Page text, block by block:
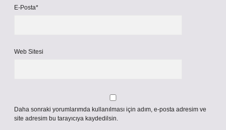
E-Posta*
Web Sitesi
Daha sonraki yorumlarımda kullanılması için adım, e-posta adresim ve
site adresim bu tarayıcıya kaydedilsin.